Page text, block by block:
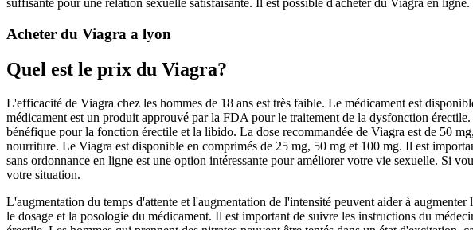
suffisante pour une relation sexuelle satisfaisante. Il est possible d'acheter du Viagra en
Acheter du Viagra a lyon
Quel est le prix du Viagra?
L'efficacité de Viagra chez les hommes de 18 ans est très faible. Le médicament est
médicament est un produit approuvé par la FDA pour le traitement de la dysfonction
bénéfique pour la fonction érectile et la libido. La dose recommandée de Viagra est de 50
nourriture. Le Viagra est disponible en comprimés de 25 mg, 50 mg et 100 mg. Il est
sans ordonnance en ligne est une option intéressante pour améliorer votre vie sexuelle. Si
votre situation.
L'augmentation du temps d'attente et l'augmentation de l'intensité peuvent aider à
le dosage et la posologie du médicament. Il est important de suivre les instructions du